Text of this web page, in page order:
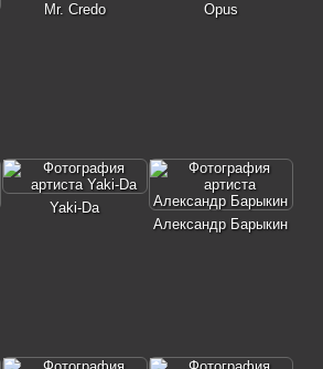
Mr. Credo Opus
Yaki-Da
Александр Барыкин